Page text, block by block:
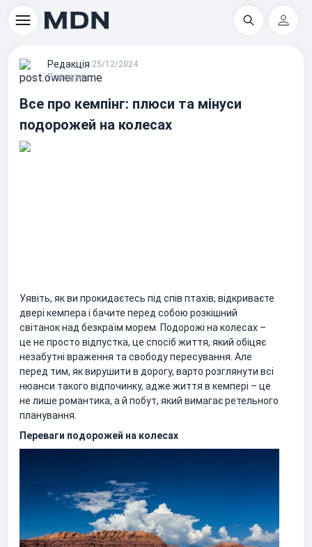
Пошук
Редакцiя∙25/12/2024
Подорожі
Все про кемпінг: плюси та мінуси
подорожей на колесах
Уявіть, як ви прокидаєтесь під спів птахів, відкриваєте
двері кемпера і бачите перед собою розкішний
світанок над безкраїм морем. Подорожі на колесах –
це не просто відпустка, це спосіб життя, який обіцяє
незабутні враження та свободу пересування. Але
перед тим, як вирушити в дорогу, варто розглянути всі
нюанси такого відпочинку, адже життя в кемпері – це
не лише романтика, а й побут, який вимагає ретельного
планування.
Переваги подорожей на колесах